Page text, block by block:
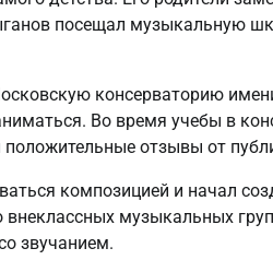
посещал музыкальную
консерваторию
Во время учебы в
отзывы от
композицией и начал
музыкальных
звучанием.